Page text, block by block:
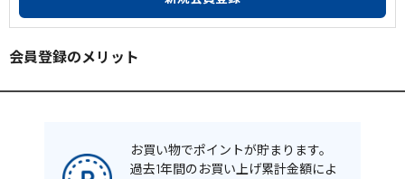
会員登録のメリット
お買い物でポイントが貯まります。
過去1年間のお買い上げ累計金額によ